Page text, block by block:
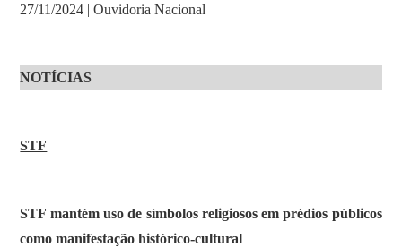
27/11/2024 | Ouvidoria Nacional
NOTÍCIAS
STF
STF mantém uso de símbolos religiosos em prédios públicos
como manifestação histórico-cultural